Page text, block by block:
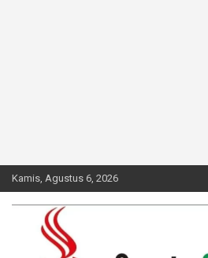
Kamis, Agustus 6, 2026